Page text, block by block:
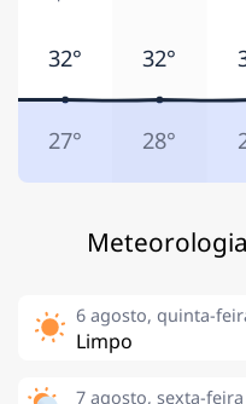
32°
27°
32°
28°
6 agosto, quinta-
Limpo
7 agosto, sexta-feira